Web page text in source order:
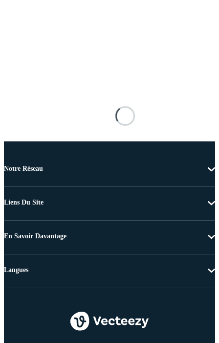
Notre Réseau
Liens Du Site
En Savoir Davantage
Langues